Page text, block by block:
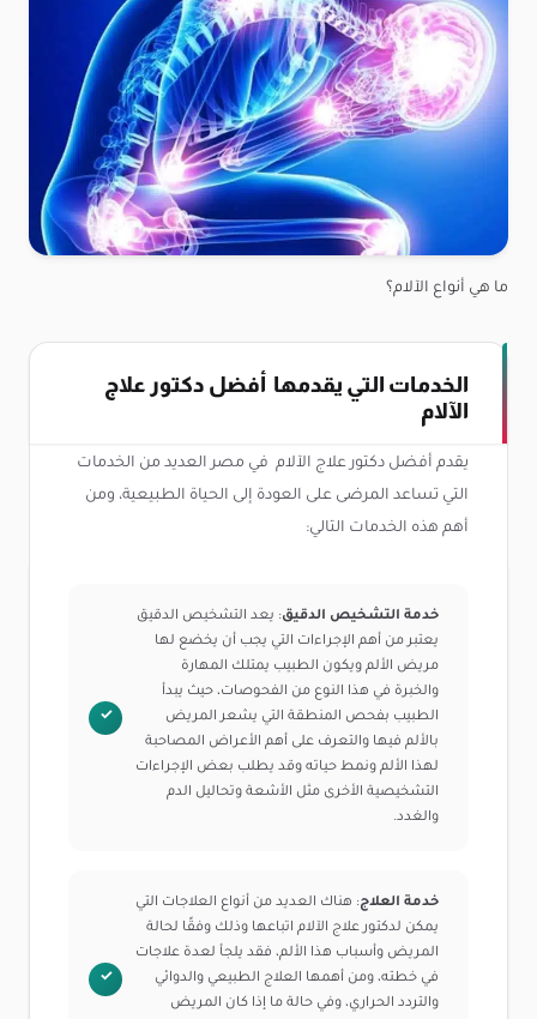
ما هي أنواع الآلام؟
الخدمات التي يقدمها أفضل دكتور علاج
الآلام
يقدم أفضل دكتور علاج الآلام في مصر العديد من الخدمات
التي تساعد المرضى على العودة إلى الحياة الطبيعية، ومن
أهم هذه الخدمات التالي:
خدمة التشخيص الدقيق: يعد التشخيص الدقيق
يعتبر من أهم الإجراءات التي يجب أن يخضع لها
مريض الألم ويكون الطبيب يمتلك المهارة
والخبرة في هذا النوع من الفحوصات، حيث يبدأ
الطبيب بفحص المنطقة التي يشعر المريض
بالألم فيها والتعرف على أهم الأعراض المصاحبة
لهذا الألم ونمط حياته وقد يطلب بعض الإجراءات
التشخيصية الأخرى مثل الأشعة وتحاليل الدم
والغدد.
خدمة العلاج: هناك العديد من أنواع العلاجات التي
يمكن لدكتور علاج الآلام اتباعها وذلك وفقًا لحالة
المريض وأسباب هذا الألم، فقد يلجأ لعدة علاجات
في خطته، ومن أهمها العلاج الطبيعي والدوائي
والتردد الحراري، وفي حالة ما إذا كان المريض